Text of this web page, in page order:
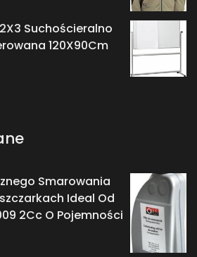
Suchościeralno
120X90Cm
Smarowania
Ideal Od
2Cc O Pojemności